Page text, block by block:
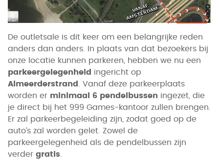
De outletsale is dit keer om een belangrijke reden
anders dan anders. In plaats van dat bezoekers bij
onze locatie kunnen parkeren, hebben we nu een
parkeergelegenheid ingericht op
Almeerderstrand
. Vanaf deze parkeerplaats
worden er minimaal 6 pendelbussen ingezet, die
je direct bij het 999 Games-kantoor zullen brengen.
Er zal parkeerbegeleiding zijn, zodat goed op de
auto’s zal worden gelet. Zowel de
parkeergelegenheid als de pendelbussen zijn
verder gratis